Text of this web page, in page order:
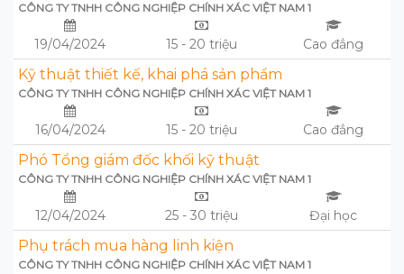
CÔNG TY TNHH CÔNG NGHIỆP CHÍNH XÁC VIỆT NAM 1
19/04/2024 15 - 20 triệu Cao đẳng
Kỹ thuật thiết kế, khai phá sản phẩm
CÔNG TY TNHH CÔNG NGHIỆP CHÍNH XÁC VIỆT NAM 1
16/04/2024 15 - 20 triệu Cao đẳng
Phó Tổng giám đốc khối kỹ thuật
CÔNG TY TNHH CÔNG NGHIỆP CHÍNH XÁC VIỆT NAM 1
12/04/2024 25 - 30 triệu Đại học
Phụ trách mua hàng linh kiện
CÔNG TY TNHH CÔNG NGHIỆP CHÍNH XÁC VIỆT NAM 1